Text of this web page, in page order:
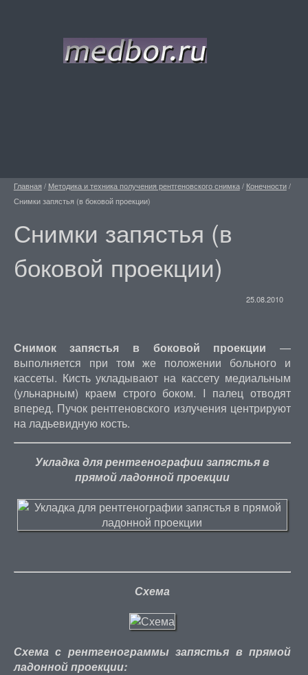
Главная / Методика и техника получения рентгеновского снимка/ Конечности/
Снимки запястья (в боковой проекции)
Снимки запястья (в
боковой проекции)
25.08.2010
Снимок запястья в боковой проекции —
выполняется при том же положении больного и
кассеты. Кисть укладывают на кассету медиальным
(ульнарным) краем строго боком. I палец отводят
вперед. Пучок рентгеновского излучения центрируют
на ладьевидную кость.
Укладка для рентгенографии запястья в
прямой ладонной проекции
Схема
Схема с рентгенограммы запястья в прямой
ладонной проекции: